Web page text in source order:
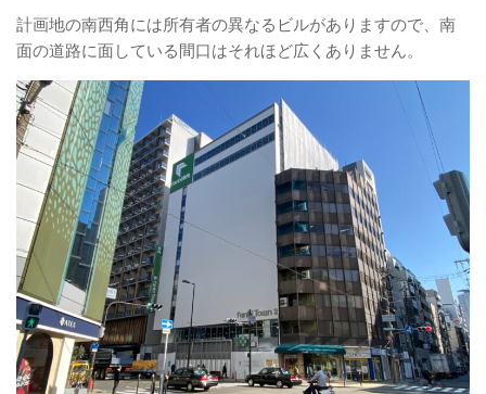
計画地の南西角には所有者の異なるビルがありますので、南
面の道路に面している間口はそれほど広くありません。